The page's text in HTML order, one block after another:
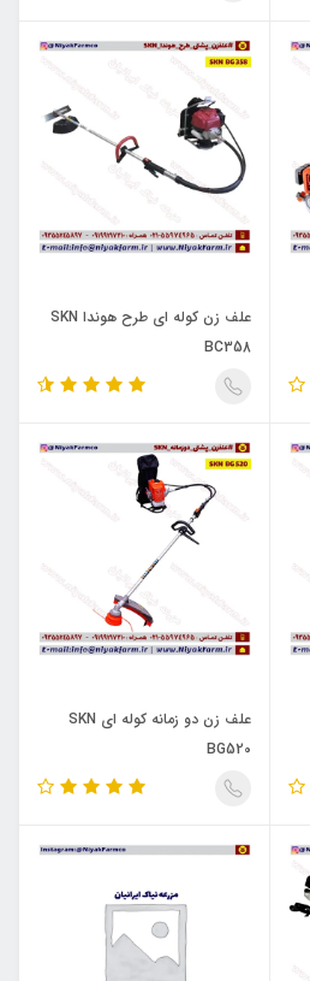
علف زن کوله ای طرح هوندا SKN
BC358
علف زن دو زمانه کوله ای SKN
BG520